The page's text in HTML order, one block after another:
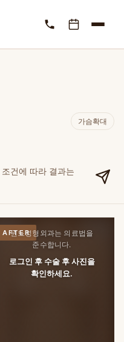
가슴확대
건에 따라 결과는
AFTER
윈느성형외과는 의료법을
준수합니다.
로그인 후 수술 후 사진을
확인하세요.